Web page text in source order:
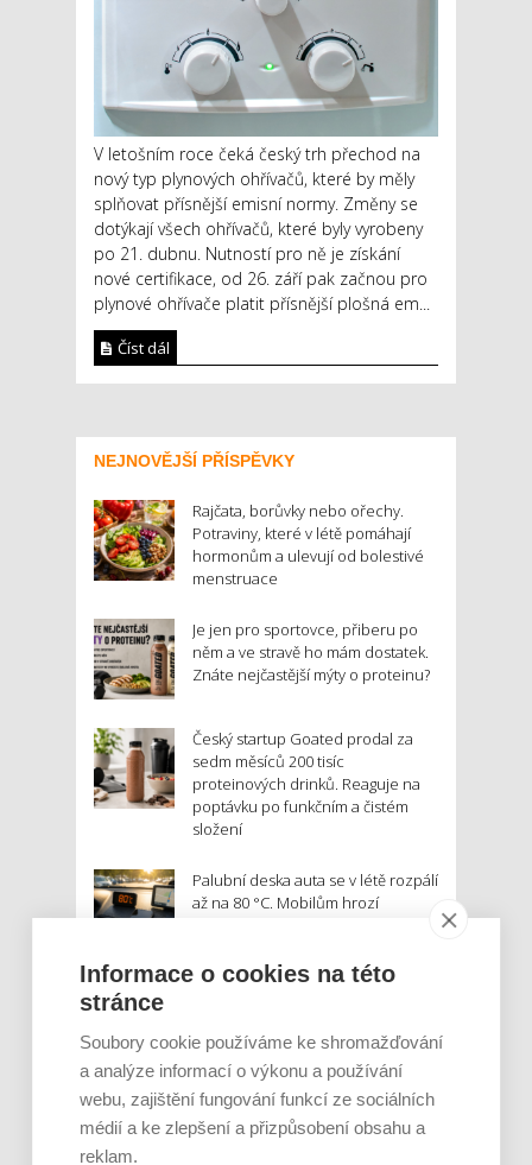
V letošním roce čeká český trh přechod na
nový typ plynových ohřívačů, které by měly
splňovat přísnější emisní normy. Změny se
dotýkají všech ohřívačů, které byly vyrobeny
po 21. dubnu. Nutností pro ně je získání
nové certifikace, od 26. září pak začnou pro
plynové ohřívače platit přísnější plošná em...
Číst dál
NEJNOVĚJŠÍ PŘÍSPĚVKY
Rajčata, borůvky nebo ořechy.
Potraviny, které v létě pomáhají
hormonům a ulevují od bolestivé
menstruace
Je jen pro sportovce, přiberu po
něm a ve stravě ho mám dostatek.
Znáte nejčastější mýty o proteinu?
Český startup Goated prodal za
sedm měsíců 200 tisíc
proteinových drinků. Reaguje na
poptávku po funkčním a čistém
složení
Palubní deska auta se v létě rozpálí
až na 80 °C. Mobilům hrozí
MOHLO BY VÁS ZAJÍMAT:
Informace o cookies na této
stránce
Soubory cookie používáme ke shromažďování
a analýze informací o výkonu a používání
webu, zajištění fungování funkcí ze sociálních
médií a ke zlepšení a přizpůsobení obsahu a
reklam.